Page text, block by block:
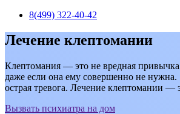
8(499) 322-40-42
Лечение клептомании
Клептомания — это не вредная привычка
даже если она ему совершенно не нужна.
острая тревога. Лечение клептомании —
Вызвать психиатра на дом